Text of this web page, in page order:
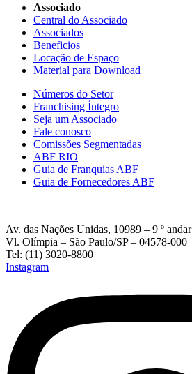
Associado
Central do Associado
Associados
Beneficios
Locação de Espaço
Material para Download
Números do Setor
Franchising Íntegro
Seja um Associado
Fale conosco
Comissões Segmentadas
ABF RIO
Guia de Franquias ABF
Guia de Fornecedores ABF
Av. das Nações Unidas, 10989 – 9 º andar
Vl. Olímpia – São Paulo/SP – 04578-000
Tel: (11) 3020-8800
Instagram